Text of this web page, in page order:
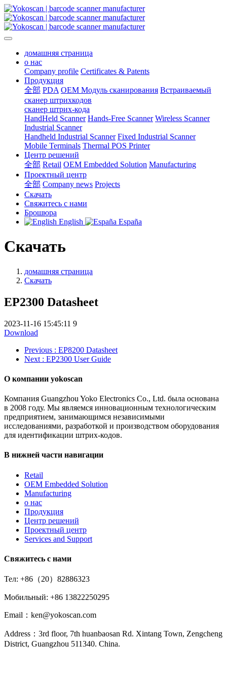
домашняя страница
о нас
Company profile Certificates & Patents
Продукция
全部 PDA OEM Модуль сканирования Встраиваемый
сканер штрихкодов
сканер штрих-кода
HandHeld Scanner Hands-Free Scanner Wireless Scanner
Industrial Scanner
Handheld Industrial Scanner Fixed Industrial Scanner
Mobile Terminals Thermal POS Printer
Центр решений
全部 Retail OEM Embedded Solution Manufacturing
Проектный центр
全部 Company news Projects
Скачать
Свяжитесь с нами
Брошюра
English
España
Скачать
домашняя страница
Скачать
EP2300 Datasheet
2023-11-16 15:45:11 9
Download
Previous : EP8200 Datasheet
Next : EP2300 User Guide
О компании yokoscan
Компания Guangzhou Yoko Electronics Co., Ltd. была основана
в 2008 году. Мы являемся инновационным технологическим
предприятием, занимающимся независимыми
исследованиями, разработкой и производством оборудования
для идентификации штрих-кодов.
В нижней части навигации
Retail
OEM Embedded Solution
Manufacturing
о нас
Продукция
Центр решений
Проектный центр
Services and Support
Свяжитесь с нами
Тел: +86（20）82886323
Мобильный: +86 13822250295
Email：ken@yokoscan.com
Address：3rd floor, 7th huanbaosan Rd. Xintang Town, Zengcheng
District, Guangzhou 511340. China.